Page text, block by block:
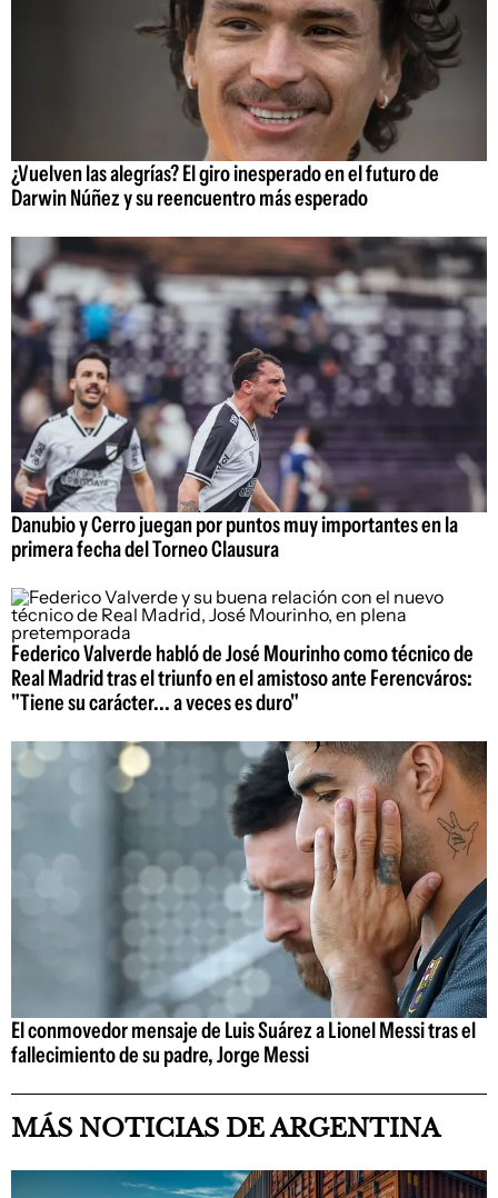
¿Vuelven las alegrías? El giro inesperado en el futuro de
Darwin Núñez y su reencuentro más esperado
Danubio y Cerro juegan por puntos muy importantes en la
primera fecha del Torneo Clausura
Federico Valverde habló de José Mourinho como técnico de
Real Madrid tras el triunfo en el amistoso ante Ferencváros:
"Tiene su carácter... a veces es duro"
El conmovedor mensaje de Luis Suárez a Lionel Messi tras el
fallecimiento de su padre, Jorge Messi
MÁS NOTICIAS DE ARGENTINA